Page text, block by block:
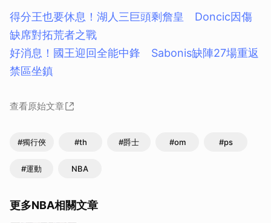
得分王也要休息！湖人三巨頭剩詹皇 Doncic因傷
缺席對拓荒者之戰
好消息！國王迎回全能中鋒 Sabonis缺陣27場重返
禁區坐鎮
查看原始文章
#獨行俠 #th #爵士 #om #ps
#運動 NBA
更多NBA相關文章